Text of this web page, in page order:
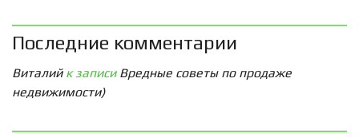
Последние комментарии
Виталийк записи Вредные советы по продаже
недвижимости)